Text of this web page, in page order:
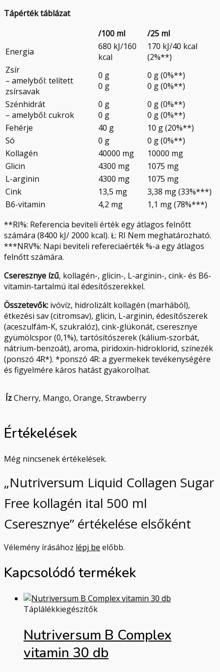
Tápérték táblázat
/100 ml
/25 ml
Energia
680 kJ/160
kcal
170 kJ/40 kcal
(2%**)
Zsír
– amelyből: telített
zsírsavak
0 g
0 g
0 g (0%**)
0 g (0%**)
Szénhidrát
– amelyből: cukrok
0 g
0 g
0 g (0%**)
0 g (0%**)
Fehérje
40 g
10 g (20%**)
Só
0 g
0 g (0%**)
Kollagén
40000 mg
10000 mg
Glicin
4300 mg
1075 mg
L-arginin
4300 mg
1075 mg
Cink
13,5 mg
3,38 mg (33%***)
B6-vitamin
4,2 mg
1,1 mg (78%***)
**RI%: Referencia beviteli érték egy átlagos felnőtt
számára (8400 kJ/ 2000 kcal). Ł: RI Nem meghatározható.
***NRV%: Napi beviteli refereciaérték %-a egy átlagos
felnőtt számára.
Cseresznye ízű, kollagén-, glicin-, L-arginin-, cink- és B6-
vitamin-tartalmú ital édesítőszerekkel.
Összetevők: ivóvíz, hidrolizált kollagén (marhából),
étkezési sav (citromsav), glicin, L-arginin, édesítőszerek
(aceszulfám-K, szukralóz), cink-glükonát, cseresznye
gyümölcspor (0,1%), tartósítószerek (kálium-szorbát,
nátrium-benzoát), aroma, piridoxin-hidroklorid, színezék
(ponszó 4R*). *ponszó 4R: a gyermekek tevékenységére
és figyelmére káros hatást gyakorolhat.
ÍzCherry, Mango, Orange, Strawberry
Értékelések
Még nincsenek értékelések.
„Nutriversum Liquid Collagen Sugar
Free kollagén ital 500 ml
Cseresznye” értékelése elsőként
Vélemény írásához lépj be előbb.
Kapcsolódó termékek
Táplálékkiegészítők
Nutriversum B Complex
vitamin 30 db